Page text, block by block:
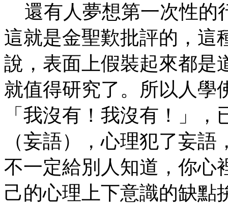
還有人夢想第一次性的
這就是金聖歎批評的，這
說，表面上假裝起來都是
就值得研究了。所以人學
「我沒有！我沒有！」
（妄語），心理犯了妄
不一定給別人知道，你心
己的心理上下意識的缺點